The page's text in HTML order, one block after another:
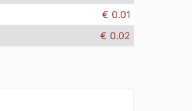
€ 0.01
€ 0.02